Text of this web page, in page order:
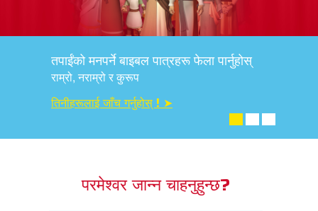
तपाईंको मनपर्ने बाइबल पात्रहरू फेला पार्नुहोस्
राम्रो, नराम्रो र कुरूप
तिनीहरूलाई जाँच गर्नुहोस् ! ➤
परमेश्वर जान्न चाहनुहुन्छ?